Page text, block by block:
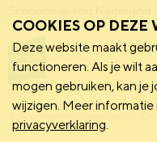
Schoonmakend Nederland
COOKIES OP DEZE
Deze website maakt
functioneren. Als je wilt
mogen gebruiken, kan je
wijzigen. Meer informatie
privacyverklaring.